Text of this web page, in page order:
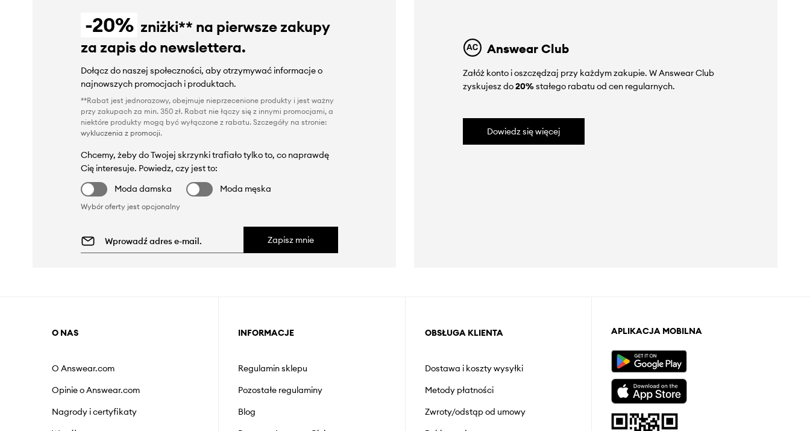
-20% zniżki** na pierwsze zakupy
za zapis do newslettera.
Dołącz do naszej społeczności, aby otrzymywać informacje o
najnowszych promocjach i produktach.
**Rabat jest jednorazowy, obejmuje nieprzecenione produkty i jest ważny
przy zakupach za min. 350 zł. Rabat nie łączy się z innymi promocjami, a
niektóre produkty mogą być wyłączone z rabatu. Szczegóły na stronie:
wykluczenia z promocji.
Chcemy, żeby do Twojej skrzynki trafiało tylko to, co naprawdę
Cię interesuje. Powiedz, czy jest to:
Moda damska
Moda męska
Wybór oferty jest opcjonalny
Zapisz mnie
Answear Club
Załóż konto i oszczędzaj przy każdym zakupie. W Answear Club
zyskujesz do20%stałego rabatu od cen regularnych.
Dowiedz się więcej
O NAS
O Answear.com
Opinie o Answear.com
Nagrody i certyfikaty
INFORMACJE
Regulamin sklepu
Pozostałe regulaminy
Blog
OBSŁUGA KLIENTA
Dostawa i koszty wysyłki
Metody płatności
Zwroty/odstąp od umowy
APLIKACJA MOBILNA